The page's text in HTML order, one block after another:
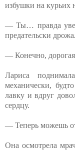
избушки на курьих
— Ты… правда
предательски
— Конечно,
Лариса
механически,
лавку и вдруг
сердцу.
— Теперь можешь
Она осмотрела